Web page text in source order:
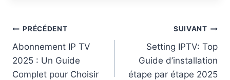
PRÉCÉDENT
Abonnement IP TV
2025 : Un Guide
Complet pour Choisir
SUIVANT
Setting IPTV: Top
Guide d’installation
étape par étape 2025